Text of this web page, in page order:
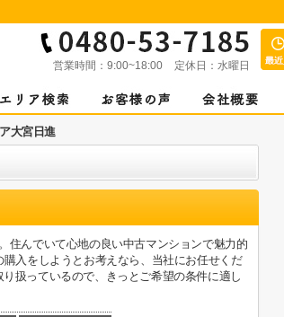
営業時間： 9:00~18:00 定休日： 水曜日
大宮日進
住んでいて心地の良い中古マンションで魅力的
入をしようとお考えなら、当社にお任せくだ
扱っているので、きっとご希望の条件に適し